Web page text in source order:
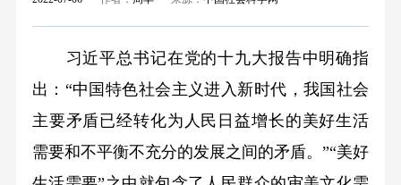
习近平总书记在党的十九大报告中明确指
出：“中国特色社会主义进入新时代，我国社会
主要矛盾已经转化为人民日益增长的美好生活
需要和不平衡不充分的发展之间的矛盾。”“美好